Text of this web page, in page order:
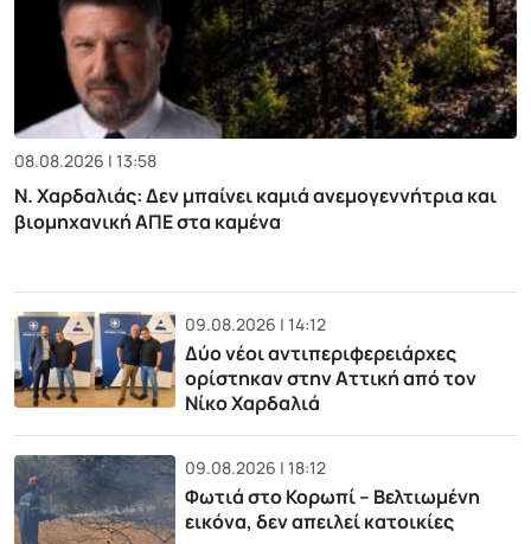
08.08.2026 | 13:58
Ν. Χαρδαλιάς: Δεν μπαίνει καμιά ανεμογεννήτρια και
βιομηχανική ΑΠΕ στα καμένα
09.08.2026 | 14:12
Δύο νέοι αντιπεριφερειάρχες
ορίστηκαν στην Αττική από τον
Νίκο Χαρδαλιά
09.08.2026 | 18:12
Φωτιά στο Κορωπί – Βελτιωμένη
εικόνα, δεν απειλεί κατοικίες